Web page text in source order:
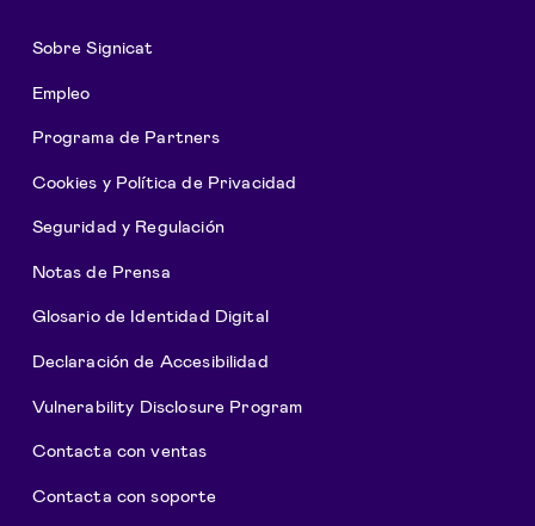
Sobre Signicat
Empleo
Programa de Partners
Cookies y Política de Privacidad
Seguridad y Regulación
Notas de Prensa
Glosario de Identidad Digital
Declaración de Accesibilidad
Vulnerability Disclosure Program
Contacta con ventas
Contacta con soporte